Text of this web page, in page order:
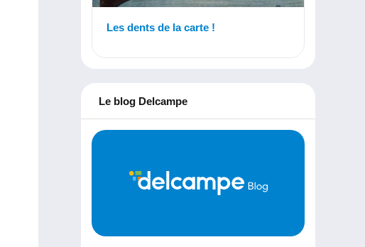
Les dents de la carte !
Le blog Delcampe